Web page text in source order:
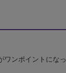
ワンポイントになっ